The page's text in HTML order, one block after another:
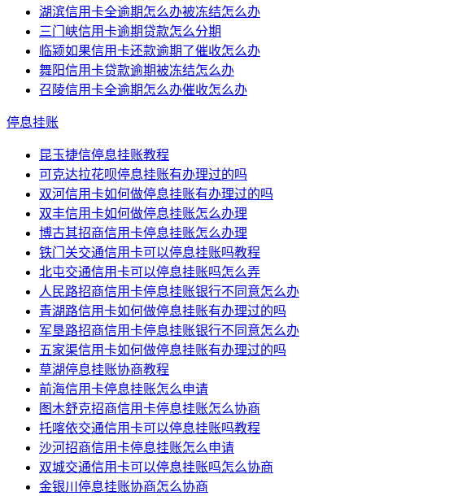
湖滨信用卡全逾期怎么办被冻结怎么办
三门峡信用卡逾期贷款怎么分期
临颍如果信用卡还款逾期了催收怎么办
舞阳信用卡贷款逾期被冻结怎么办
召陵信用卡全逾期怎么办催收怎么办
停息挂账
昆玉捷信停息挂账教程
可克达拉花呗停息挂账有办理过的吗
双河信用卡如何做停息挂账有办理过的吗
双丰信用卡如何做停息挂账怎么办理
博古其招商信用卡停息挂账怎么办理
铁门关交通信用卡可以停息挂账吗教程
北屯交通信用卡可以停息挂账吗怎么弄
人民路招商信用卡停息挂账银行不同意怎么办
青湖路信用卡如何做停息挂账有办理过的吗
军垦路招商信用卡停息挂账银行不同意怎么办
五家渠信用卡如何做停息挂账有办理过的吗
草湖停息挂账协商教程
前海信用卡停息挂账怎么申请
图木舒克招商信用卡停息挂账怎么协商
托喀依交通信用卡可以停息挂账吗教程
沙河招商信用卡停息挂账怎么申请
双城交通信用卡可以停息挂账吗怎么协商
金银川停息挂账协商怎么协商